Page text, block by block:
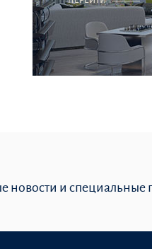
новости и специальные